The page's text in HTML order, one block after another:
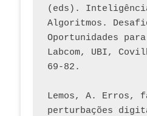
(eds).
Algoritmos.
Oportunidades
Labcom, UBI,
69-82.
Lemos, A. Erros,
perturbações